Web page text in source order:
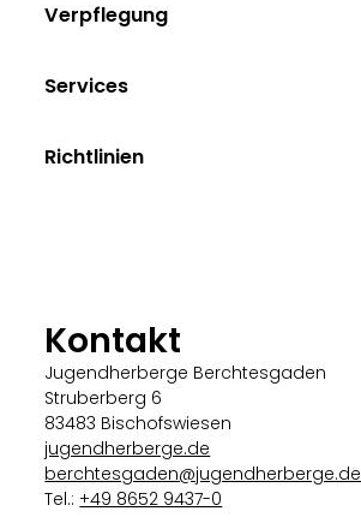
Verpflegung
Services
Richtlinien
Kontakt
Jugendherberge Berchtesgaden
Struberberg 6
83483 Bischofswiesen
jugendherberge.de
berchtesgaden@jugendherberge.de
Tel.:+49 8652 9437-0